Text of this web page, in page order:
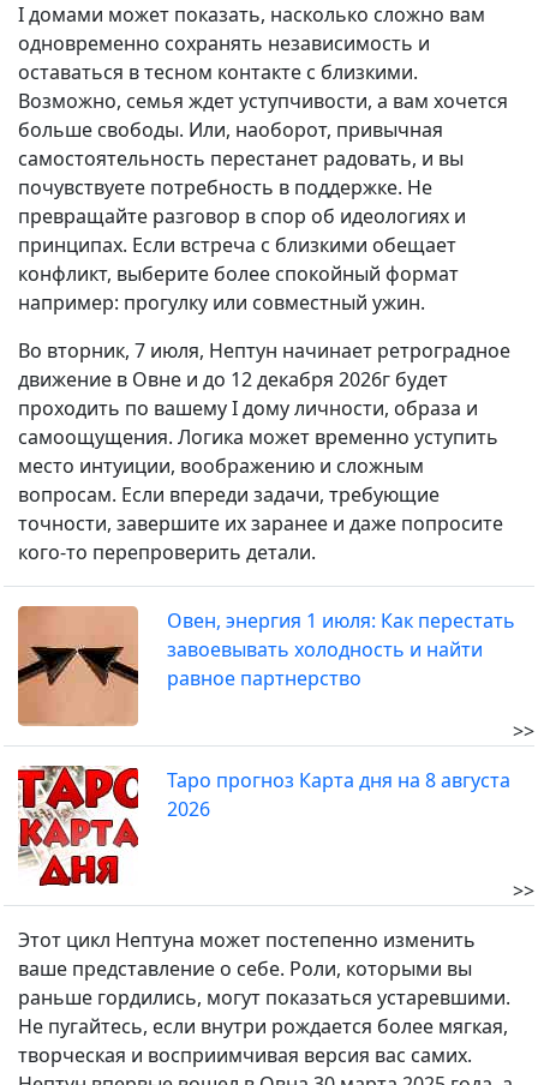
I домами может показать, насколько сложно вам
одновременно сохранять независимость и
оставаться в тесном контакте с близкими.
Возможно, семья ждет уступчивости, а вам хочется
больше свободы. Или, наоборот, привычная
самостоятельность перестанет радовать, и вы
почувствуете потребность в поддержке. Не
превращайте разговор в спор об идеологиях и
принципах. Если встреча с близкими обещает
конфликт, выберите более спокойный формат
например: прогулку или совместный ужин.
Во вторник, 7 июля, Нептун начинает ретроградное
движение в Овне и до 12 декабря 2026г будет
проходить по вашему I дому личности, образа и
самоощущения. Логика может временно уступить
место интуиции, воображению и сложным
вопросам. Если впереди задачи, требующие
точности, завершите их заранее и даже попросите
кого-то перепроверить детали.
Овен, энергия 1 июля: Как перестать
завоевывать холодность и найти
равное партнерство
>>
Таро прогноз Карта дня на 8 августа
2026
>>
Этот цикл Нептуна может постепенно изменить
ваше представление о себе. Роли, которыми вы
раньше гордились, могут показаться устаревшими.
Не пугайтесь, если внутри рождается более мягкая,
творческая и восприимчивая версия вас самих.